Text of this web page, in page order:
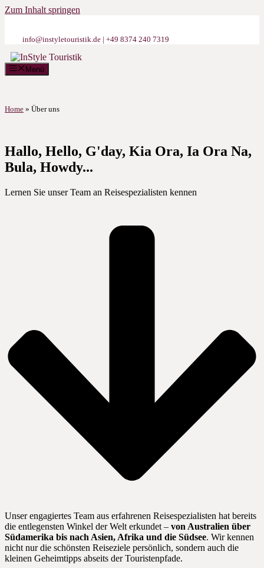
Zum Inhalt springen
info@instyletouristik.de | +49 8374 240 7319
Menü
Home » Über uns
Hallo, Hello, G'day, Kia Ora, Ia Ora Na,
Bula, Howdy...
Lernen Sie unser Team an Reisespezialisten kennen
Unser engagiertes Team aus erfahrenen Reisespezialisten hat bereits
die entlegensten Winkel der Welt erkundet – von Australien über
Südamerika bis nach Asien, Afrika und die Südsee. Wir kennen
nicht nur die schönsten Reiseziele persönlich, sondern auch die
kleinen Geheimtipps abseits der Touristenpfade.